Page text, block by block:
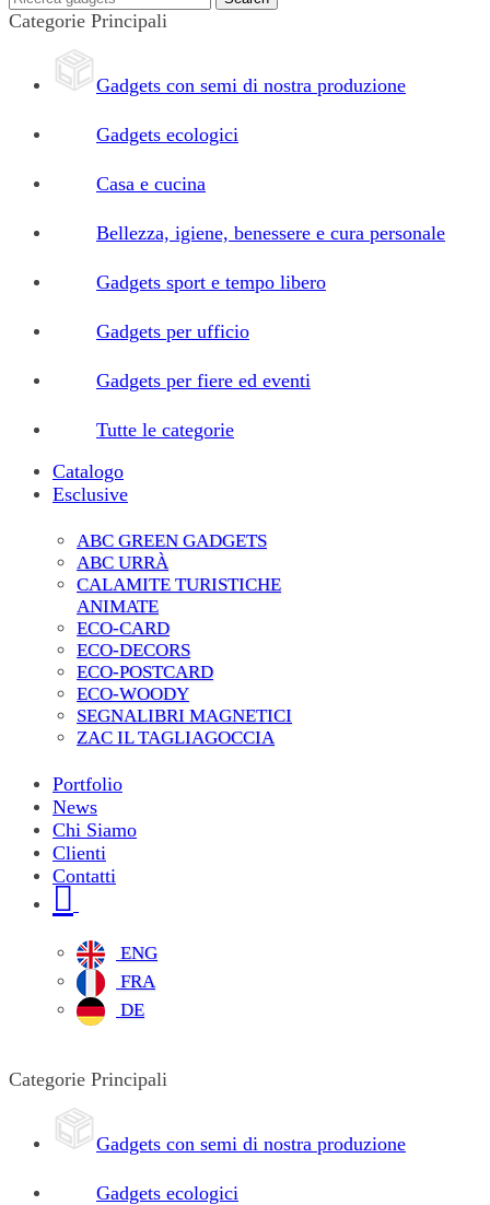
Categorie Principali
Gadgets con semi di nostra produzione
Gadgets ecologici
Casa e cucina
Bellezza, igiene, benessere e cura personale
Gadgets sport e tempo libero
Gadgets per ufficio
Gadgets per fiere ed eventi
Tutte le categorie
Catalogo
Esclusive
ABC GREEN GADGETS
ABC URRÀ
CALAMITE TURISTICHE
ANIMATE
ECO-CARD
ECO-DECORS
ECO-POSTCARD
ECO-WOODY
SEGNALIBRI MAGNETICI
ZAC IL TAGLIAGOCCIA
Portfolio
News
Chi Siamo
Clienti
Contatti
ENG
FRA
DE
Categorie Principali
Gadgets con semi di nostra produzione
Gadgets ecologici